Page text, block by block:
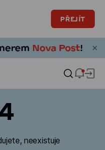
PŘEJÍT
neexistuje